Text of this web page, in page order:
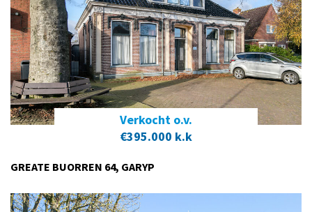
Verkocht o.v.
€395.000 k.k
GREATE BUORREN 64, GARYP